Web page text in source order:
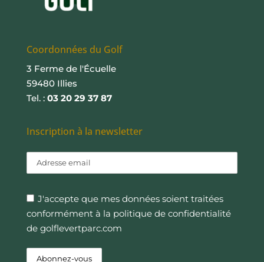
Coordonnées du Golf
3 Ferme de l'Écuelle
59480 Illies
Tel. : 03 20 29 37 87
Inscription à la newsletter
J'accepte que mes données soient traitées
conformément à la politique de confidentialité
de golflevertparc.com